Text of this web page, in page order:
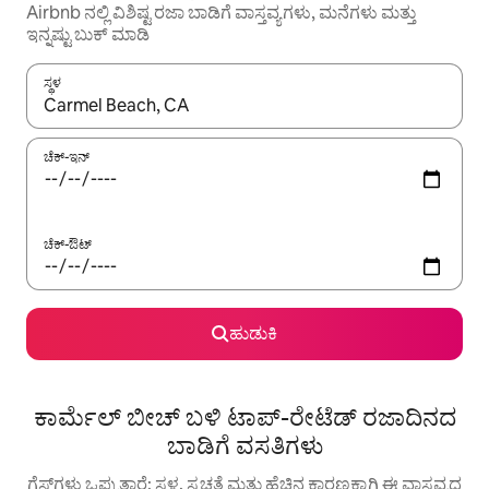
Airbnb ನಲ್ಲಿ ವಿಶಿಷ್ಟ ರಜಾ ಬಾಡಿಗೆ ವಾಸ್ತವ್ಯಗಳು, ಮನೆಗಳು ಮತ್ತು
ಇನ್ನಷ್ಟು ಬುಕ್ ಮಾಡಿ
ಸ್ಥಳ
ಫಲಿತಾಂಶಗಳು ಲಭ್ಯವಿರುವಾಗ, ಅಪ್ ಮತ್ತು ಡೌನ್ ಬಾಣದ ಕೀಲಿಗಳೊಂದಿಗೆ
ಚೆಕ್-ಇನ್
ಚೆಕ್-ಔಟ್
ಹುಡುಕಿ
ಕಾರ್ಮೆಲ್ ಬೀಚ್ ಬಳಿ ಟಾಪ್-ರೇಟೆಡ್ ರಜಾದಿನದ
ಬಾಡಿಗೆ ವಸತಿಗಳು
ಗೆಸ್ಟ್‌ಗಳು ಒಪ್ಪುತ್ತಾರೆ: ಸ್ಥಳ, ಸ್ವಚ್ಛತೆ ಮತ್ತು ಹೆಚ್ಚಿನ ಕಾರಣಕ್ಕಾಗಿ ಈ ವಾಸ್ತವ್ಯದ